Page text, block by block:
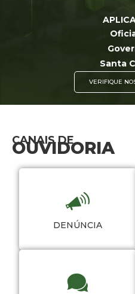
Santa
VERIFIQUE
CANAIS DE
OUVIDORIA
DENÚNCIA